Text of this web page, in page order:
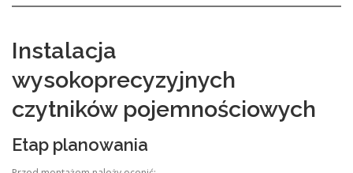
Instalacja
wysokoprecyzyjnych
czytników pojemnościowych
Etap planowania